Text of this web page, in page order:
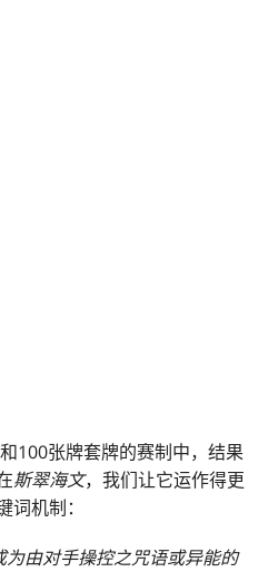
100张牌套牌的赛制中，结果
斯翠海文，我们让它运作得更
机制：
为由对手操控之咒语或异能的